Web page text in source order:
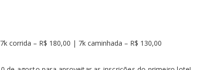
corrida – R$ 180,00 | 7k caminhada – R$ 130,00